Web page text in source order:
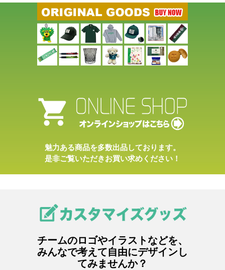
魅力ある商品を多数出品しております。
是非ご覧いただきお買い求めください！
チームのロゴやイラストなどを、
みんなで考えて自由にデザインし
てみませんか？